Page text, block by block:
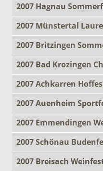
2007 Hagnau
2007 Münstertal
2007 Britzingen
2007 Bad Krozingen
2007 Achkarren
2007 Auenheim
2007 Emmendingen
2007 Schönau
2007 Breisach